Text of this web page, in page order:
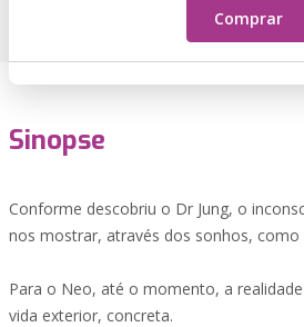
Comprar
Sinopse
Conforme descobriu o Dr Jung, o
nos mostrar, através dos sonhos, como
Para o Neo, até o momento, a
vida exterior, concreta.